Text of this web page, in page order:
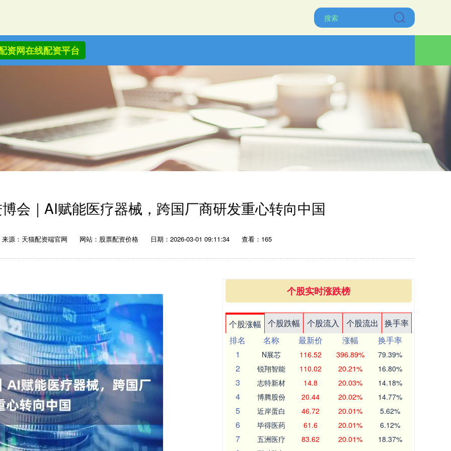
资网在线配资平台
会｜AI赋能医疗器械，跨国厂商研发重心转向中国
来源：天猫配资端官网 网站：股票配资价格 日期：2026-03-01 09:11:34 查看：165
个股实时涨跌榜
个股涨幅 个股跌幅 个股流入 个股流出
换手率
排名
名称 最新价 涨幅
换手率
1
N展芯 116.52 396.89% 79.39%
2 锐翔智能 110.02 20.21% 16.80%
3 志特新材 14.8 20.03% 14.18%
4 博腾股份 20.44 20.02% 14.77%
5 近岸蛋白 46.72 20.01% 5.62%
6 毕得医药 61.6 20.01% 6.12%
7 五洲医疗 83.62 20.01% 18.37%